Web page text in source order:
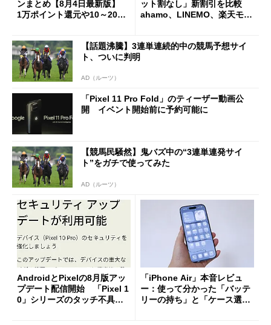
ンまとめ【8月4日最新版】
1万ポイント還元や10～20％
ット割なし」新割引を比較
ahamo、LINEMO、楽天モバ
【話題沸騰】3連単連続的中の競馬予想サイ
ト、ついに判明
AD（ルーツ）
「Pixel 11 Pro Fold」のティーザー動画公
開 イベント開始前に予約可能に
【競馬民騒然】鬼バズ中の“3連単連発サイ
ト”をガチで使ってみた
AD（ルーツ）
AndroidとPixelの8月版アッ
プデート配信開始 「Pixel 1
0」シリーズのタッチ不具合
「iPhone Air」本音レビュ
ー：使って分かった「バッテ
リーの持ち」と「ケース選